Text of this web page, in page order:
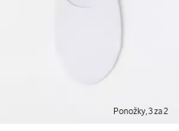
Ponožky, 3 za 2